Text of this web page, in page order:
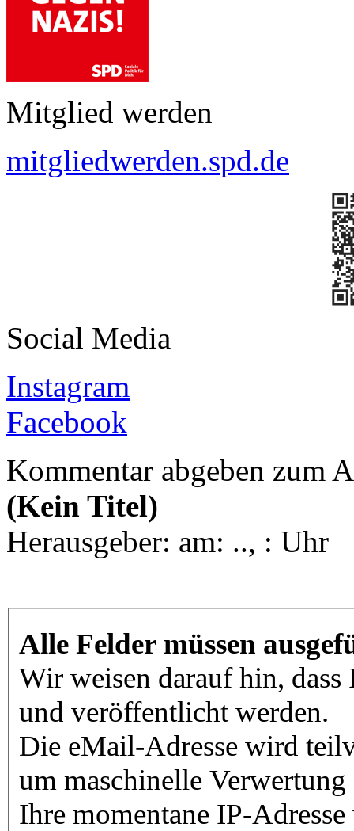
Mitglied werden
mitgliedwerden.spd.de
Social Media
Instagram
Facebook
Kommentar abgeben zum
(Kein Titel)
Herausgeber: am: .., : Uhr
Alle Felder müssen
Wir weisen darauf hin,
und veröffentlicht werden.
Die eMail-Adresse wird
um maschinelle
Ihre momentane IP-